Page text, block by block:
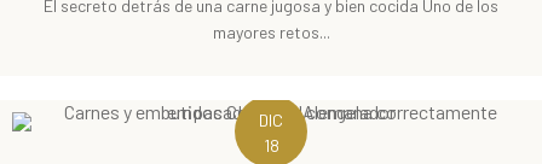
El secreto detrás de una carne jugosa y bien cocida Uno de los
mayores retos...
DIC
18